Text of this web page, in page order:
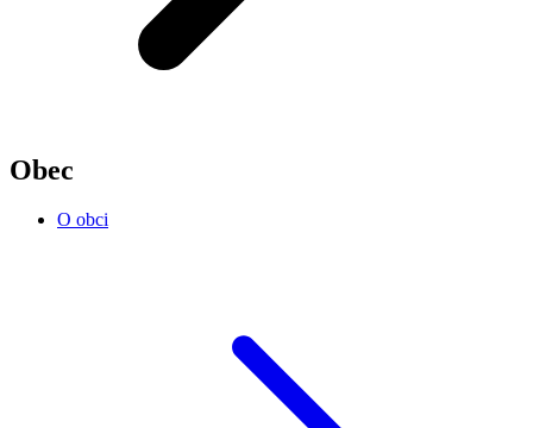
Obec
O obci